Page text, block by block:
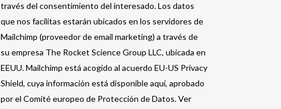
través del consentimiento del interesado. Los datos
que nos facilitas estarán ubicados en los servidores de
Mailchimp (proveedor de email marketing) a través de
su empresa The Rocket Science Group LLC, ubicada en
EEUU. Mailchimp está acogido al acuerdo EU-US Privacy
Shield, cuya información está disponible aquí, aprobado
por el Comité europeo de Protección de Datos. Ver